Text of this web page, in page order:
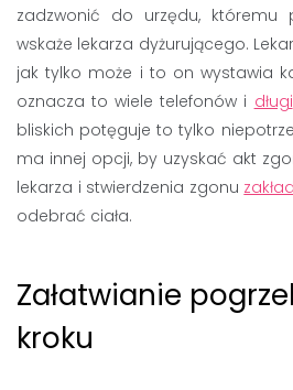
zadzwonić do urzędu,
wskaże lekarza dyżurującego.
jak tylko może i to on wystawia
oznacza to wiele telefonów i długi
bliskich potęguje to tylko
ma innej opcji, by uzyskać akt
lekarza i stwierdzenia zgonu
odebrać ciała.
Załatwianie
kroku